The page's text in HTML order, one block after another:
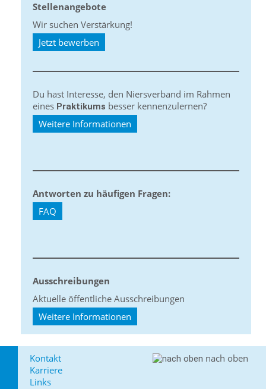
Stellenangebote
Wir suchen Verstärkung!
Jetzt bewerben
Du hast Interesse, den Niersverband im Rahmen
eines Praktikums besser kennenzulernen?
Weitere Informationen
Antworten zu häufigen Fragen:
FAQ
Ausschreibungen
Aktuelle öffentliche Ausschreibungen
Weitere Informationen
Kontakt
Karriere
Links
nach oben